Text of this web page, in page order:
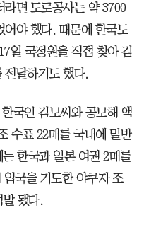
면 도로공사는 약 3700
어야 했다. 때문에 한국도
일 국정원을 직접 찾아 김
전달하기도 했다.
국인 김모씨와 공모해 액
수표 22매를 국내에 밀반
한국과 일본 여권 2매를
국을 기도한 야쿠자 조
발 됐다.